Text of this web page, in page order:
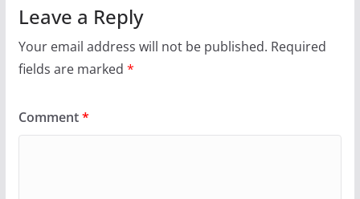
Leave a Reply
Your email address will not be published. Required
fields are marked *
Comment*